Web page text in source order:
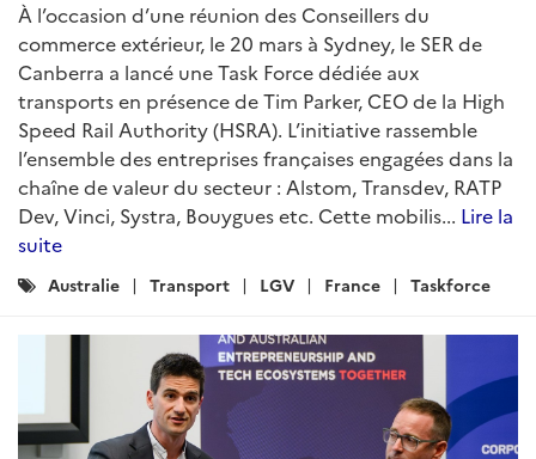
À l’occasion d’une réunion des Conseillers du
commerce extérieur, le 20 mars à Sydney, le SER de
Canberra a lancé une Task Force dédiée aux
transports en présence de Tim Parker, CEO de la High
Speed Rail Authority (HSRA). L’initiative rassemble
l’ensemble des entreprises françaises engagées dans la
chaîne de valeur du secteur : Alstom, Transdev, RATP
Dev, Vinci, Systra, Bouygues etc. Cette mobilis... Lire la
suite
Catégories
Australie Transport LGV France Taskforce